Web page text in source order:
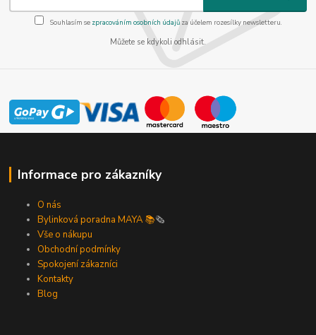
Souhlasím se zpracováním osobních údajůza účelem rozesílky newsletteru.
Můžete se kdykoli odhlásit.
Informace pro zákazníky
O nás
Bylinková poradna MAYA 📚🗞️
Vše o nákupu
Obchodní podmínky
Spokojení zákazníci
Kontakty
Blog